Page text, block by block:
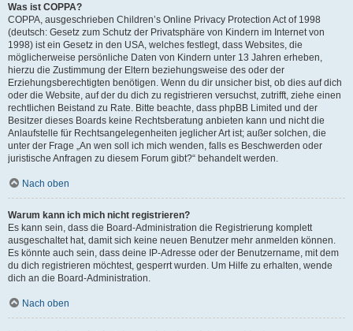
Was ist COPPA?
COPPA, ausgeschrieben Children’s Online Privacy Protection Act of 1998
(deutsch: Gesetz zum Schutz der Privatsphäre von Kindern im Internet von
1998) ist ein Gesetz in den USA, welches festlegt, dass Websites, die
möglicherweise persönliche Daten von Kindern unter 13 Jahren erheben,
hierzu die Zustimmung der Eltern beziehungsweise des oder der
Erziehungsberechtigten benötigen. Wenn du dir unsicher bist, ob dies auf dich
oder die Website, auf der du dich zu registrieren versuchst, zutrifft, ziehe einen
rechtlichen Beistand zu Rate. Bitte beachte, dass phpBB Limited und der
Besitzer dieses Boards keine Rechtsberatung anbieten kann und nicht die
Anlaufstelle für Rechtsangelegenheiten jeglicher Art ist; außer solchen, die
unter der Frage „An wen soll ich mich wenden, falls es Beschwerden oder
juristische Anfragen zu diesem Forum gibt?“ behandelt werden.
Nach oben
Warum kann ich mich nicht registrieren?
Es kann sein, dass die Board-Administration die Registrierung komplett
ausgeschaltet hat, damit sich keine neuen Benutzer mehr anmelden können.
Es könnte auch sein, dass deine IP-Adresse oder der Benutzername, mit dem
du dich registrieren möchtest, gesperrt wurden. Um Hilfe zu erhalten, wende
dich an die Board-Administration.
Nach oben